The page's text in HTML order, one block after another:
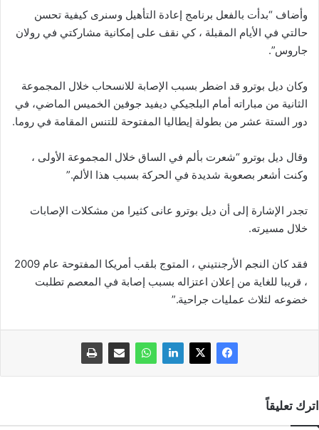
وأضاف “بدأت بالفعل برنامج إعادة التأهيل وسنرى كيفية تحسن
حالتي في الأيام المقبلة ، كي نقف على إمكانية مشاركتي في رولان
جاروس”.
وكان ديل بوترو قد اضطر بسبب الإصابة للانسحاب خلال المجموعة
الثانية من مباراته أمام البلجيكي ديفيد جوفين الخميس الماضي، في
دور الستة عشر من بطولة إيطاليا المفتوحة للتنس المقامة في روما.
وقال ديل بوترو “شعرت بألم في الساق خلال المجموعة الأولى ،
وكنت أشعر بصعوبة شديدة في الحركة بسبب هذا الألم.”
تجدر الإشارة إلى أن ديل بوترو عانى كثيرا من مشكلات الإصابات
خلال مسيرته.
فقد كان النجم الأرجنتيني ، المتوج بلقب أمريكا المفتوحة عام 2009
، قريبا للغاية من إعلان اعتزاله بسبب إصابة في المعصم تطلبت
خضوعه لثلاث عمليات جراحية.”
اترك تعليقاً